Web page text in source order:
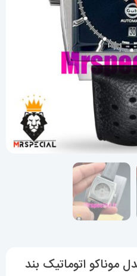
موناکو اتوماتیک بند